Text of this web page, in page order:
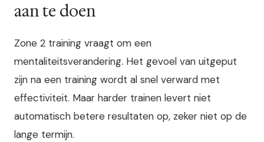
aan te doen
Zone 2 training vraagt om een
mentaliteitsverandering. Het gevoel van uitgeput
zijn na een training wordt al snel verward met
effectiviteit. Maar harder trainen levert niet
automatisch betere resultaten op, zeker niet op de
lange termijn.